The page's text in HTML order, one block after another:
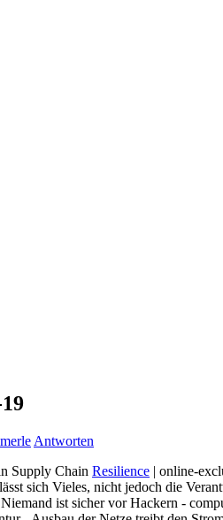
Antworten
Supply Chain Resilience | online-
sich Vieles, nicht jedoch die
ist sicher vor Hackern -